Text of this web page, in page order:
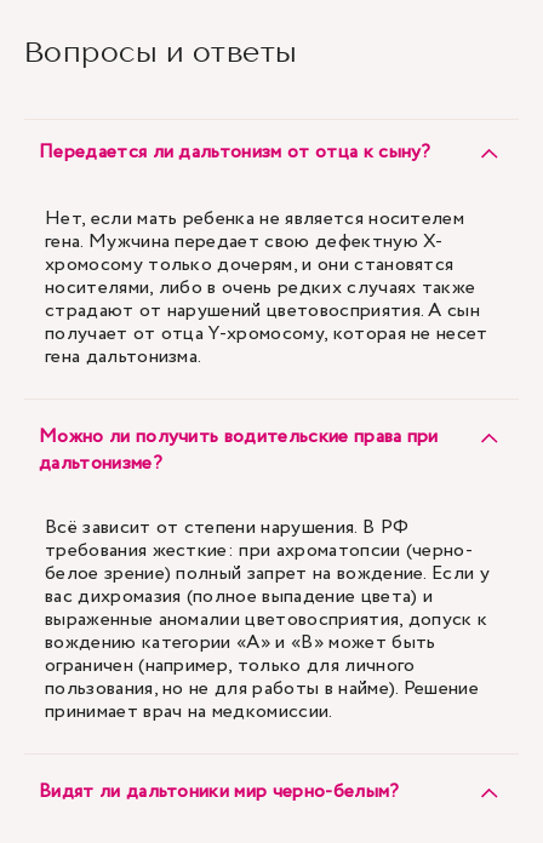
Вопросы и ответы
Передается ли дальтонизм от отца к сыну?
Нет, если мать ребенка не является носителем
гена. Мужчина передает свою дефектную X-
хромосому только дочерям, и они становятся
носителями, либо в очень редких случаях также
страдают от нарушений цветовосприятия. А сын
получает от отца Y-хромосому, которая не несет
гена дальтонизма.
Можно ли получить водительские права при
дальтонизме?
Всё зависит от степени нарушения. В РФ
требования жесткие: при ахроматопсии (черно-
белое зрение) полный запрет на вождение. Если у
вас дихромазия (полное выпадение цвета) и
выраженные аномалии цветовосприятия, допуск к
вождению категории «А» и «В» может быть
ограничен (например, только для личного
пользования, но не для работы в найме). Решение
принимает врач на медкомиссии.
Видят ли дальтоники мир черно-белым?